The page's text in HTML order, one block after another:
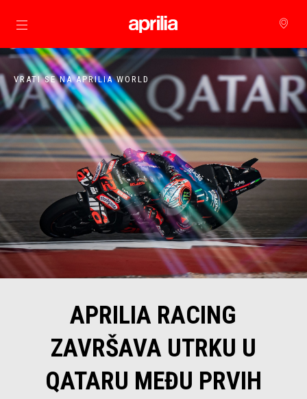
Idi na glavni izbornik
VRATI SE NA APRILIA WORLD
APRILIA RACING
ZAVRŠAVA UTRKU U
QATARU MEĐU PRVIH